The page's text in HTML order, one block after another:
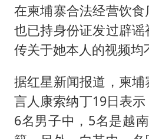
在柬埔寨合法经营饮食
也已持身份证发过辟
传关于她本人的视频均
据红星新闻报道，柬
言人康索纳丁19日表
6名男子中，5名是越